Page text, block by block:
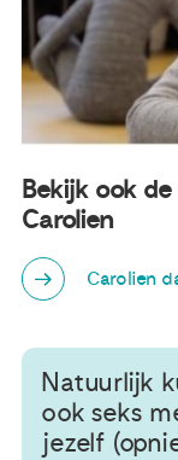
Bekijk ook
Carolien
Carolien
Natuurlijk
ook seks
jezelf